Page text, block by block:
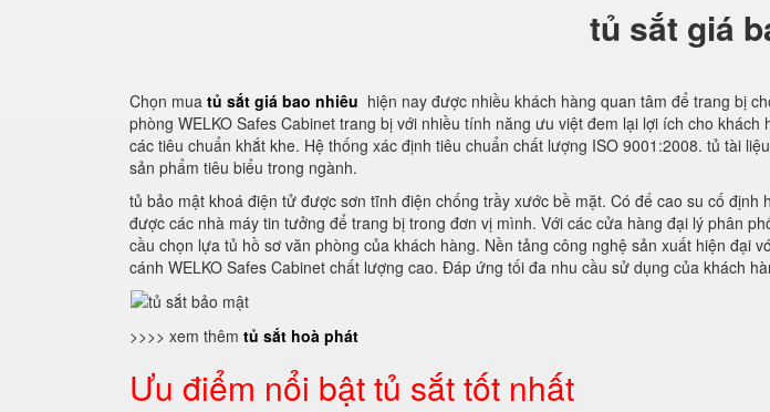
tủ sắt giá
Chọn mua tủ sắt giá bao nhiêu hiện nay được nhiều khách hàng quan tâm để trang bị
phòng WELKO Safes Cabinet trang bị với nhiều tính năng ưu việt đem lại lợi ích cho
các tiêu chuẩn khắt khe. Hệ thống xác định tiêu chuẩn chất lượng ISO 9001:2008. tủ tài
sản phẩm tiêu biểu trong ngành.
tủ bảo mật khoá điện tử được sơn tĩnh điện chống trầy xước bề mặt. Có đế cao su cố
được các nhà máy tin tưởng để trang bị trong đơn vị mình. Với các cửa hàng đại lý phân
cầu chọn lựa tủ hồ sơ văn phòng của khách hàng. Nền tảng công nghệ sản xuất hiện
cánh WELKO Safes Cabinet chất lượng cao. Đáp ứng tối đa nhu cầu sử dụng của khách
>>>> xem thêm tủ sắt hoà phát
Ưu điểm nổi bật tủ sắt tốt nhất